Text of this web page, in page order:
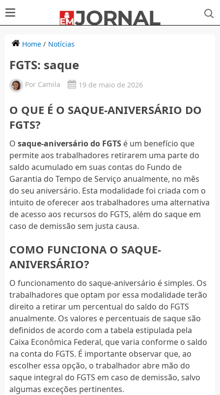
Home/ Notícias
FGTS: saque
Por Camila 19 de maio de 2026
O QUE É O SAQUE-ANIVERSÁRIO DO
FGTS?
O saque-aniversário do FGTSé um benefício que
permite aos trabalhadores retirarem uma parte do
saldo acumulado em suas contas do Fundo de
Garantia do Tempo de Serviço anualmente, no mês
do seu aniversário. Esta modalidade foi criada com o
intuito de oferecer aos trabalhadores uma alternativa
de acesso aos recursos do FGTS, além do saque em
caso de demissão sem justa causa.
COMO FUNCIONA O SAQUE-
ANIVERSÁRIO?
O funcionamento do saque-aniversário é simples. Os
trabalhadores que optam por essa modalidade terão
direito a retirar um percentual do saldo do FGTS
anualmente. Os valores e percentuais de saque são
definidos de acordo com a tabela estipulada pela
Caixa Econômica Federal, que varia conforme o saldo
na conta do FGTS. É importante observar que, ao
escolher essa opção, o trabalhador abre mão do
saque integral do FGTS em caso de demissão, salvo
algumas exceções pertinentes.